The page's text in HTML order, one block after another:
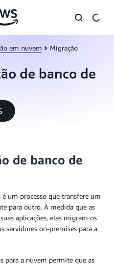
em nuvem Migração
de banco de
de banco de
um processo que transfere um
para outro. À medida que as
aplicações, elas migram os
servidores on-premises para a
para a nuvem permite que as